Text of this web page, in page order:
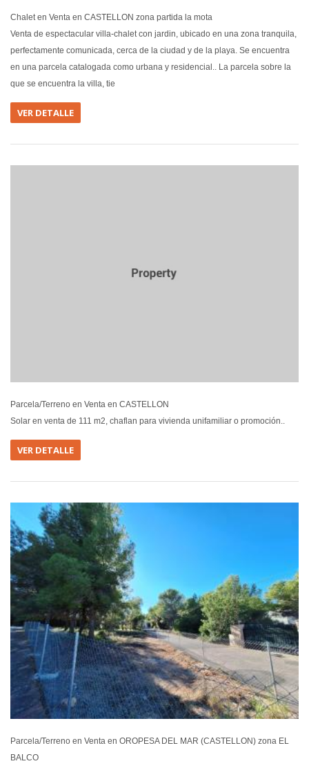
Chalet en Venta en CASTELLON zona partida la mota
Venta de espectacular villa-chalet con jardin, ubicado en una zona tranquila,
perfectamente comunicada, cerca de la ciudad y de la playa. Se encuentra
en una parcela catalogada como urbana y residencial.. La parcela sobre la
que se encuentra la villa, tie
VER DETALLE
Parcela/Terreno en Venta en CASTELLON
Solar en venta de 111 m2, chaflan para vivienda unifamiliar o promoción..
VER DETALLE
Parcela/Terreno en Venta en OROPESA DEL MAR (CASTELLON) zona EL
BALCO